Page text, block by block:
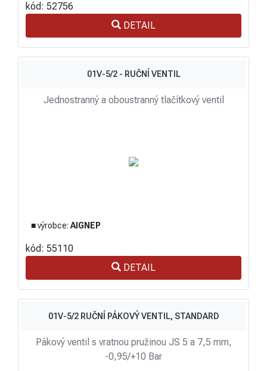
kód: 52756
DETAIL
01V-5/2 - RUČNÍ VENTIL
Jednostranný a oboustranný tlačítkový ventil
■ výrobce:AIGNEP
kód: 55110
DETAIL
01V-5/2 RUČNÍ PÁKOVÝ VENTIL, STANDARD
Pákový ventil s vratnou pružinou JS 5 a 7,5 mm,
-0,95/+10 Bar